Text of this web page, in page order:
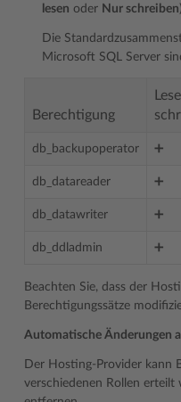
lesen oder Nur schreiben
Die
Microsoft SQL Server
Berechtigung
db_backupoperator ➕
db_datareader ➕
db_datawriter ➕
db_ddladmin ➕
Beachten Sie, dass der
Berechtigungssätze
Automatische Änderungen
Der Hosting-Provider kann
verschiedenen Rollen erteilt